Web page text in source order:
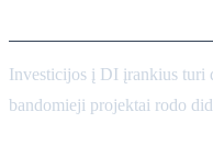
Investicijos į DI įrankius turi
bandomieji projektai rodo